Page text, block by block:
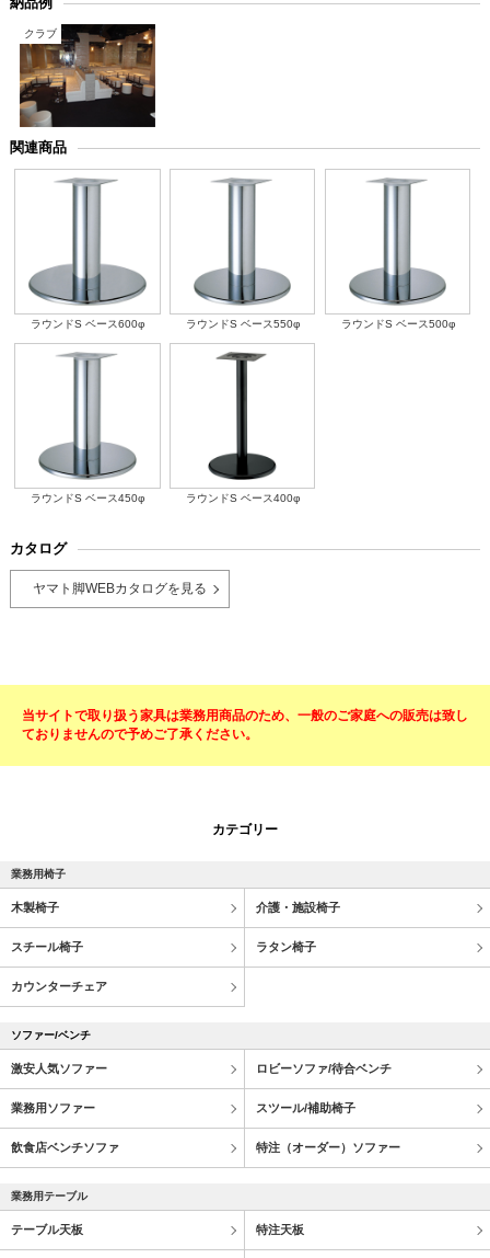
クラブ
関連商品
ラウンドS ベース600φ ラウンドS ベース550φ ラウンドS ベース500φ
ラウンドS ベース450φ ラウンドS ベース400φ
カタログ
ヤマト脚WEBカタログを見る
当サイトで取り扱う家具は業務用商品のため、一般のご家庭への販売は致し
ておりませんので予めご了承ください。
カテゴリー
業務用椅子
木製椅子 介護・施設椅子
スチール椅子 ラタン椅子
カウンターチェア
ソファー/ベンチ
激安人気ソファー ロビーソファ/待合ベンチ
業務用ソファー スツール/補助椅子
飲食店ベンチソファ 特注（オーダー）ソファー
業務用テーブル
テーブル天板 特注天板